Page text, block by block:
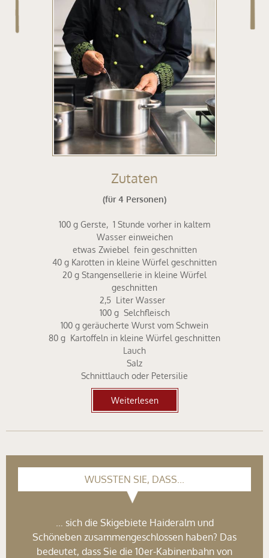
Zutaten
(für 4 Personen)
100 g Gerste, 1 Stunde vorher in kaltem
Wasser einweichen
etwas Zwiebel fein geschnitten
40 g Karotten in kleine Würfel geschnitten
20 g Stangensellerie in kleine Würfel
geschnitten
2,5 Liter Wasser
100 g Selchfleisch
100 g geräucherte Wurst vom Schwein
80 g Kartoffeln in kleine Würfel geschnitten
Lauch
Salz
Schnittlauch oder Petersilie
Weiterlesen
WUSSTEN SIE, DASS...
… sich die Skigebiete Haideralm und
Schöneben zusammengeschlossen haben? Das
bedeutet, dass Sie die 10er-Kabinenbahn von